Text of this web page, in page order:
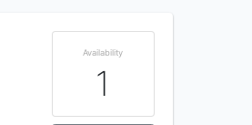
Availability
1